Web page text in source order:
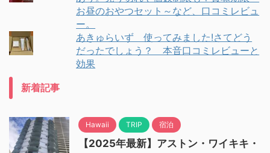
お昼のおやつセット～など、口コミレビュ
ー。
あきゅらいず 使ってみました!さてどう
だったでしょう？ 本音口コミレビューと
効果
新着記事
Hawaii TRIP 宿泊
【2025年最新】アストン・ワイキキ・